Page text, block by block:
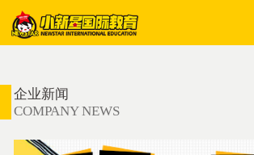
企业新闻
COMPANY NEWS